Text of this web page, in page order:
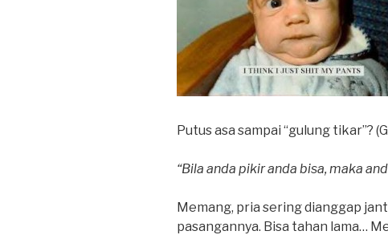
Putus asa sampai “gulung tikar”?
“Bila anda pikir anda bisa, maka
Memang, pria sering dianggap
pasangannya. Bisa tahan lama…